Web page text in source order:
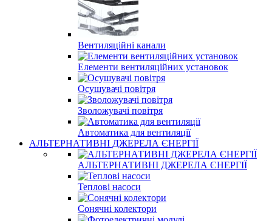
Вентиляційні канали
Елементи вентиляційних установок
Осушувачі повітря
Зволожувачі повітря
Автоматика для вентиляції
АЛЬТЕРНАТИВНІ ДЖЕРЕЛА ЄНЕРГІЇ
АЛЬТЕРНАТИВНІ ДЖЕРЕЛА ЄНЕРГІЇ
Теплові насоси
Сонячні колектори